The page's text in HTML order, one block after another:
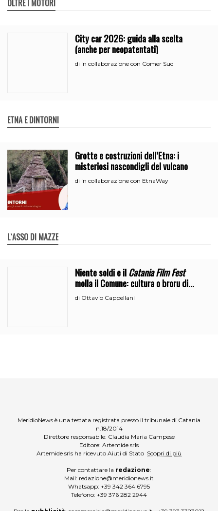
OLTRE I MOTORI
City car 2026: guida alla scelta
(anche per neopatentati)
di in collaborazione con Comer Sud
ETNA E DINTORNI
Grotte e costruzioni dell’Etna: i
misteriosi nascondigli del vulcano
di in collaborazione con EtnaWay
L`ASSO DI MAZZE
Niente soldi e ilCatania Film Fest
molla il Comune: cultura o broru di
ciciri?
di Ottavio Cappellani
MeridioNews è una testata registrata presso il tribunale di Catania
n.18/2014
Direttore responsabile: Claudia Maria Campese
Editore: Artemide srls
Artemide srls ha ricevuto Aiuti di Stato Scopri di più
Per contattare la redazione:
Mail: redazione@meridionews.it
Whatsapp: +39 342 364 6795
Telefono: +39 376 282 2944